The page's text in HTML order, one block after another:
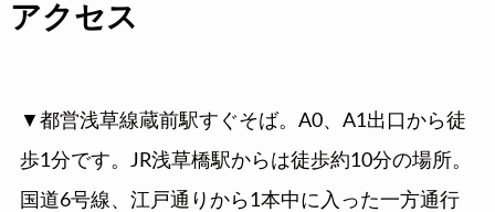
アクセス
▼都営浅草線蔵前駅すぐそば。A0、A1出口から徒
歩1分です。JR浅草橋駅からは徒歩約10分の場所。
国道6号線、江戸通りから1本中に入った一方通行